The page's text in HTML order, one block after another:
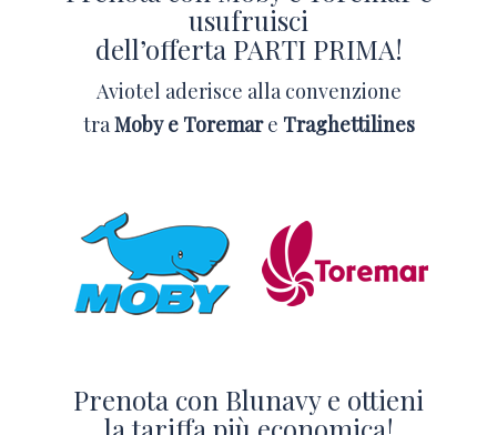
usufruisci
dell’offerta PARTI PRIMA!
Aviotel aderisce alla convenzione
traMoby e Toremare Traghettilines
Prenota con Blunavy e ottieni